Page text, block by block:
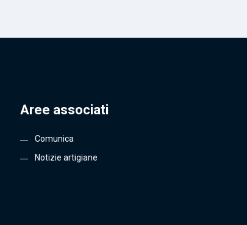
Aree associati
Comunica
Notizie artigiane